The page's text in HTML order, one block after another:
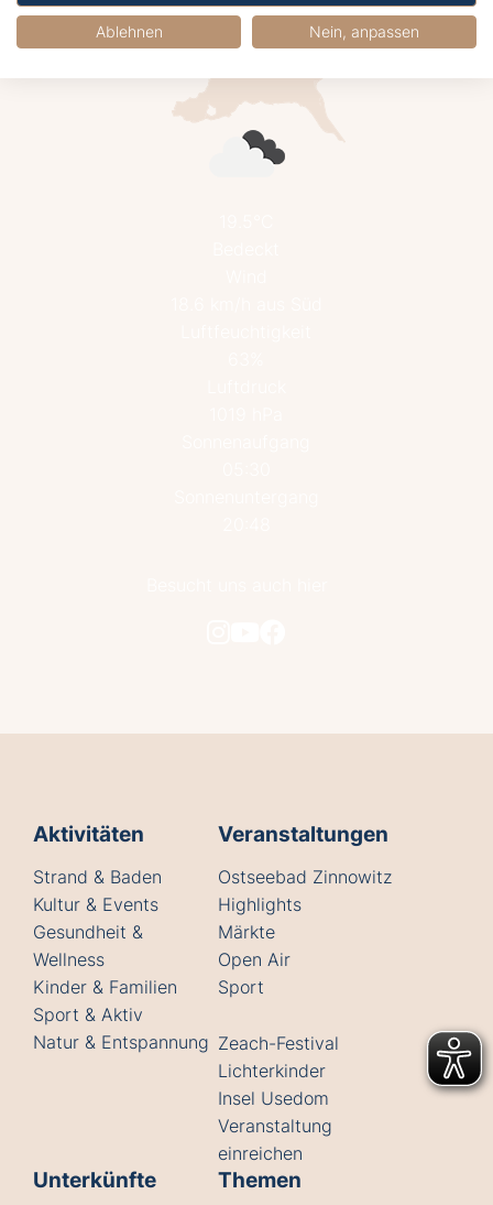
Aktivitäten
Strand & Baden
Kultur & Events
Gesundheit &
Wellness
Kinder & Familien
Sport & Aktiv
Natur & Entspannung
Veranstaltungen
Ostseebad Zinnowitz
Highlights
Märkte
Open Air
Sport
Zeach-Festival
Lichterkinder
Insel Usedom
Veranstaltung
einreichen
Unterkünfte Themen
Ablehnen Nein, anpassen